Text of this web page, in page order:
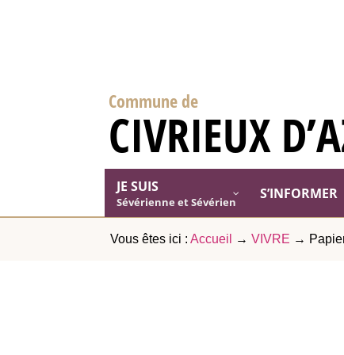
Commune de
CIVRIEUX
JE SUIS
Sévérienne et Sévérien S’INFORMER
Vous êtes ici :Accueil →VIVRE →